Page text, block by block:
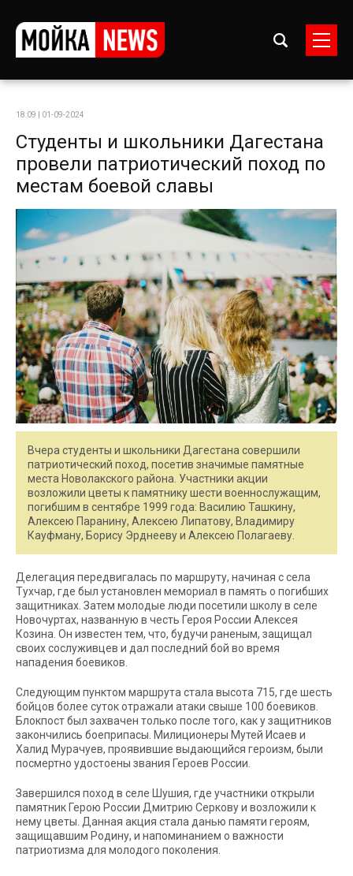
18:09 | 01-09-2024
Студенты и школьники Дагестана
провели патриотический поход по
местам боевой славы
Вчера студенты и школьники Дагестана совершили
патриотический поход, посетив значимые памятные
места Новолакского района. Участники акции
возложили цветы к памятнику шести военнослужащим,
погибшим в сентябре 1999 года: Василию Ташкину,
Алексею Паранину, Алексею Липатову, Владимиру
Кауфману, Борису Эрднееву и Алексею Полагаеву.
Делегация передвигалась по маршруту, начиная с села
Тухчар, где был установлен мемориал в память о погибших
защитниках. Затем молодые люди посетили школу в селе
Новочуртах, названную в честь Героя России Алексея
Козина. Он известен тем, что, будучи раненым, защищал
своих сослуживцев и дал последний бой во время
нападения боевиков.
Следующим пунктом маршрута стала высота 715, где шесть
бойцов более суток отражали атаки свыше 100 боевиков.
Блокпост был захвачен только после того, как у защитников
закончились боеприпасы. Милиционеры Мутей Исаев и
Халид Мурачуев, проявившие выдающийся героизм, были
посмертно удостоены звания Героев России.
Завершился поход в селе Шушия, где участники открыли
памятник Герою России Дмитрию Серкову и возложили к
нему цветы. Данная акция стала данью памяти героям,
защищавшим Родину, и напоминанием о важности
патриотизма для молодого поколения.